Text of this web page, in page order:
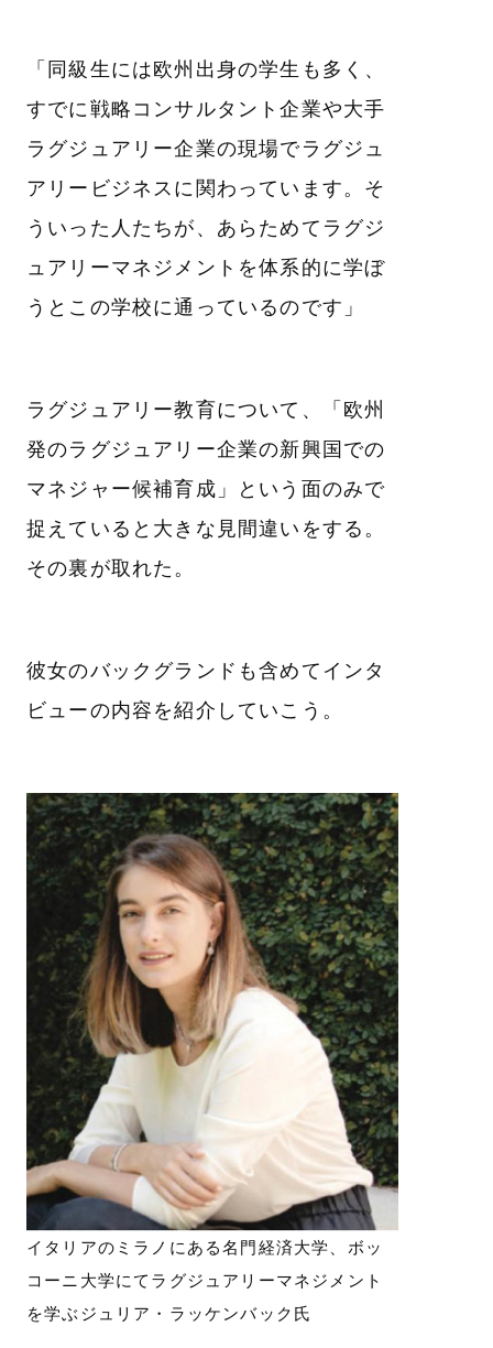
「同級生には欧州出身の学生も多く、
すでに戦略コンサルタント企業や大手
ラグジュアリー企業の現場でラグジュ
アリービジネスに関わっています。そ
ういった人たちが、あらためてラグジ
ュアリーマネジメントを体系的に学ぼ
うとこの学校に通っているのです」
ラグジュアリー教育について、「欧州
発のラグジュアリー企業の新興国での
マネジャー候補育成」という面のみで
捉えていると大きな見間違いをする。
その裏が取れた。
彼女のバックグランドも含めてインタ
ビューの内容を紹介していこう。
イタリアのミラノにある名門経済大学、ボッ
コーニ大学にてラグジュアリーマネジメント
を学ぶジュリア・ラッケンバック氏